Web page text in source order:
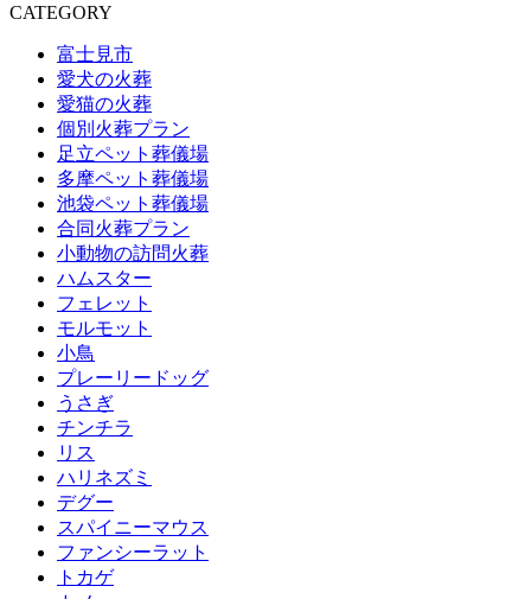
CATEGORY
富士見市
愛犬の火葬
愛猫の火葬
個別火葬プラン
足立ペット葬儀場
多摩ペット葬儀場
池袋ペット葬儀場
合同火葬プラン
小動物の訪問火葬
ハムスター
フェレット
モルモット
小鳥
プレーリードッグ
うさぎ
チンチラ
リス
ハリネズミ
デグー
スパイニーマウス
ファンシーラット
トカゲ